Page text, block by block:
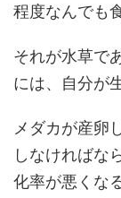
程度なんでも
それが水草で
には、自分が
メダカが産卵
しなければな
化率が悪くな